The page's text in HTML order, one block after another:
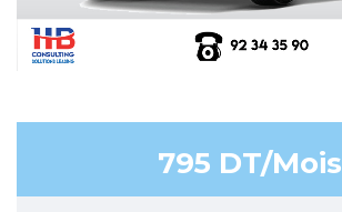
795 DT/Mois